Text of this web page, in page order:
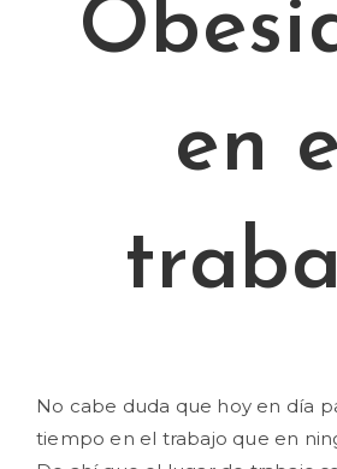
en
No cabe duda que hoy en día
tiempo en el trabajo que en